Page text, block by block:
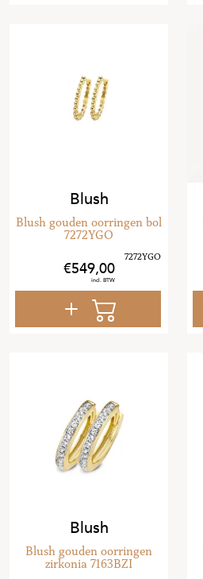
Blush
Blush gouden oorringen bol
7272YGO
549,00
Blush
Blush gouden oorringen
zirkonia 7163BZI